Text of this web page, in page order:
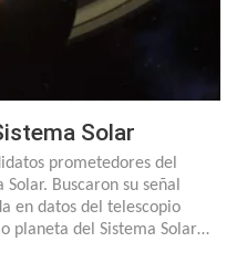
Solar
prometedores del
Buscaron su señal
en datos del telescopio
planeta del Sistema Solar…